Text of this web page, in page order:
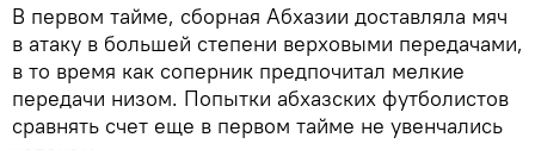
В первом тайме, сборная Абхазии доставляла мяч
в атаку в большей степени верховыми передачами,
в то время как соперник предпочитал мелкие
передачи низом. Попытки абхазских футболистов
сравнять счет еще в первом тайме не увенчались